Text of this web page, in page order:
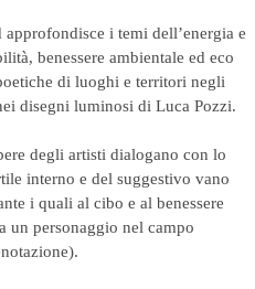
i temi dell’energia e
benessere ambientale ed eco
di luoghi e territori negli
disegni luminosi di Luca Pozzi.
degli artisti dialogano con lo
interno e del suggestivo vano
i quali al cibo e al benessere
un personaggio nel campo